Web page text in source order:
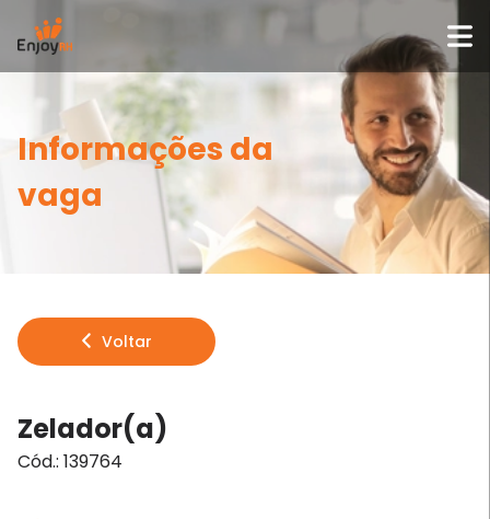
Informações da
vaga
Voltar
Zelador(a)
Cód.: 139764